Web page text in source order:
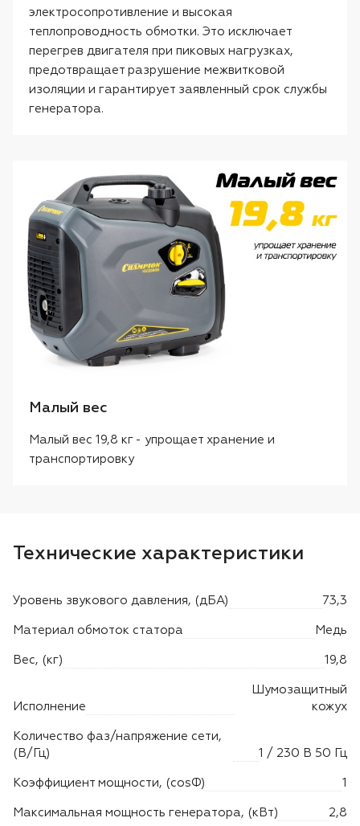
электросопротивление и высокая
теплопроводность обмотки. Это исключает
перегрев двигателя при пиковых нагрузках,
предотвращает разрушение межвитковой
изоляции и гарантирует заявленный срок службы
генератора.
Малый вес
Малый вес 19,8 кг - упрощает хранение и
транспортировку
Технические характеристики
Уровень звукового давления, (дБА) 73,3
Материал обмоток статора Медь
Вес, (кг) 19,8
Исполнение
Шумозащитный
кожух
Количество фаз/напряжение сети,
(В/Гц)
1 / 230 В 50 Гц
Коэффициент мощности, (cosФ) 1
Максимальная мощность генератора, (кВт) 2,8